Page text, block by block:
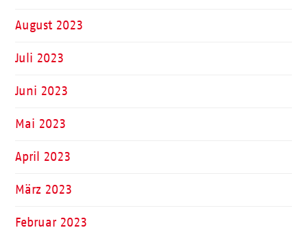
August 2023
Juli 2023
Juni 2023
Mai 2023
April 2023
März 2023
Februar 2023